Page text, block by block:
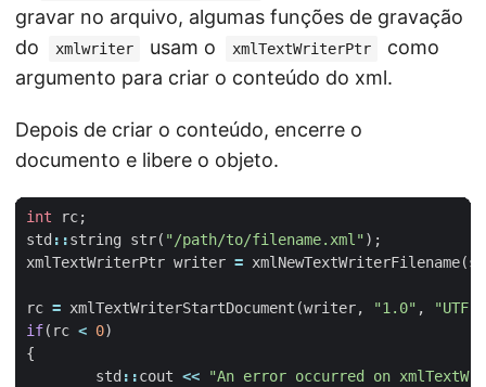
gravar no arquivo, algumas funções de gravação
do
xmlwriter usam o xmlTextWriterPtr
como
argumento para criar o conteúdo do xml.
Depois de criar o conteúdo, encerre o
documento e libere o objeto.
int rc;
std ::string str( "/path/to/filename.xml");
xmlTextWriterPtr writer = xmlNewTextWriterFilename(
rc = xmlTextWriterStartDocument (writer, "1.0" ,
"UTF-
if( rc < 0)
{
std ::cout <<
"An error occurred on